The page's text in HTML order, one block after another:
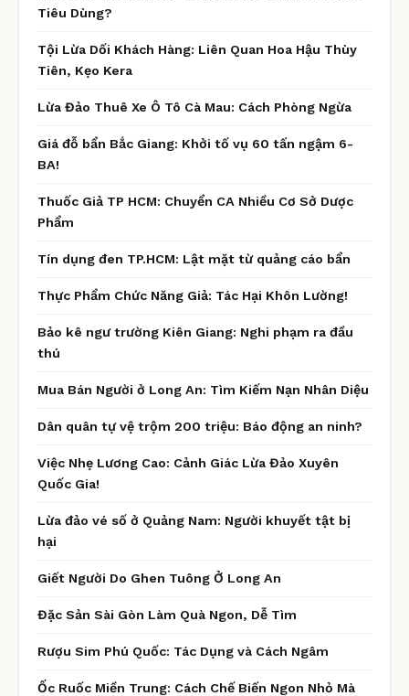
Tiêu Dùng?
Tội Lừa Dối Khách Hàng: Liên Quan Hoa Hậu Thùy
Tiên, Kẹo Kera
Lừa Đảo Thuê Xe Ô Tô Cà Mau: Cách Phòng Ngừa
Giá đỗ bẩn Bắc Giang: Khởi tố vụ 60 tấn ngậm 6-
BA!
Thuốc Giả TP HCM: Chuyển CA Nhiều Cơ Sở Dược
Phẩm
Tín dụng đen TP.HCM: Lật mặt từ quảng cáo bẩn
Thực Phẩm Chức Năng Giả: Tác Hại Khôn Lường!
Bảo kê ngư trường Kiên Giang: Nghi phạm ra đầu
thú
Mua Bán Người ở Long An: Tìm Kiếm Nạn Nhân Diệu
Dân quân tự vệ trộm 200 triệu: Báo động an ninh?
Việc Nhẹ Lương Cao: Cảnh Giác Lừa Đảo Xuyên
Quốc Gia!
Lừa đảo vé số ở Quảng Nam: Người khuyết tật bị
hại
Giết Người Do Ghen Tuông Ở Long An
Đặc Sản Sài Gòn Làm Quà Ngon, Dễ Tìm
Rượu Sim Phú Quốc: Tác Dụng và Cách Ngâm
Ốc Ruốc Miền Trung: Cách Chế Biến Ngon Nhỏ Mà